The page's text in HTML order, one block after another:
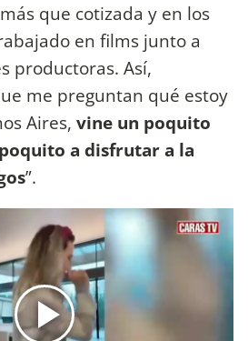
que cotizada y en los
en films junto a
productoras. Así,
me preguntan qué estoy
Aires, vine un poquito
a disfrutar a la
”.